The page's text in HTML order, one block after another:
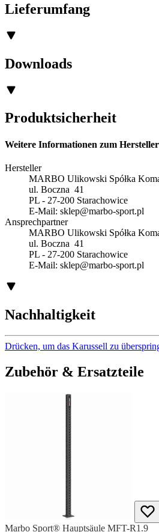
Lieferumfang
Downloads
Produktsicherheit
Weitere Informationen zum Hersteller
Hersteller
MARBO Ulikowski Spółka
ul. Boczna 41
PL - 27-200 Starachowice
E-Mail: sklep@marbo-sport.pl
Ansprechpartner
MARBO Ulikowski Spółka
ul. Boczna 41
PL - 27-200 Starachowice
E-Mail: sklep@marbo-sport.pl
Nachhaltigkeit
Drücken, um das Karussell zu
Zubehör & Ersatzteile
Marbo Sport® Hauptsäule MFT-R1.9